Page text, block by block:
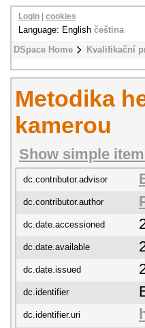
DSpace Home Kvalifikační
Login cookies
Language: English čeština
Metodika
kamerou
Show simple
dc.contributor.advisor
dc.contributor.author
dc.date.accessioned
dc.date.available
dc.date.issued
dc.identifier
dc.identifier.uri